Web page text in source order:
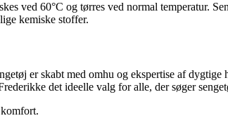
ved 60°C og tørres ved normal temperatur.
kemiske stoffer.
er skabt med omhu og ekspertise af
det ideelle valg for alle, der søger